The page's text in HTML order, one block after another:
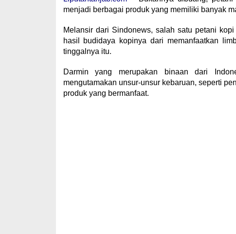
menjadi berbagai produk yang memiliki banyak
Melansir dari Sindonews, salah satu petani
hasil budidaya kopinya dari memanfaatkan
tinggalnya itu.
Darmin yang merupakan binaan dari
mengutamakan unsur-unsur kebaruan, seperti
produk yang bermanfaat.